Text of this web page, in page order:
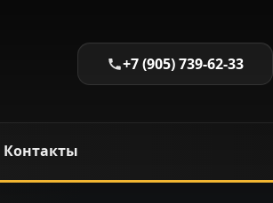
+7 (905) 739-62-33
Контакты